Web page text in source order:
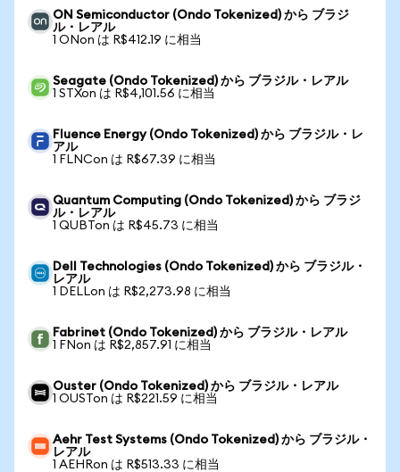
ON Semiconductor (Ondo Tokenized) から ブラジ
ル・レアル
1 ONon は R$412.19 に相当
Seagate (Ondo Tokenized) から ブラジル・レアル
1 STXon は R$4,101.56 に相当
Fluence Energy (Ondo Tokenized) から ブラジル・レ
アル
1 FLNCon は R$67.39 に相当
Quantum Computing (Ondo Tokenized) から ブラジ
ル・レアル
1 QUBTon は R$45.73 に相当
Dell Technologies (Ondo Tokenized) から ブラジル・
レアル
1 DELLon は R$2,273.98 に相当
Fabrinet (Ondo Tokenized) から ブラジル・レアル
1 FNon は R$2,857.91 に相当
Ouster (Ondo Tokenized) から ブラジル・レアル
1 OUSTon は R$221.59 に相当
Aehr Test Systems (Ondo Tokenized) から ブラジル・
レアル
1 AEHRon は R$513.33 に相当